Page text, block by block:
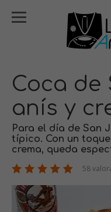
Coca de
anís y
Para el día de San
típico. Con un
crema, queda
58